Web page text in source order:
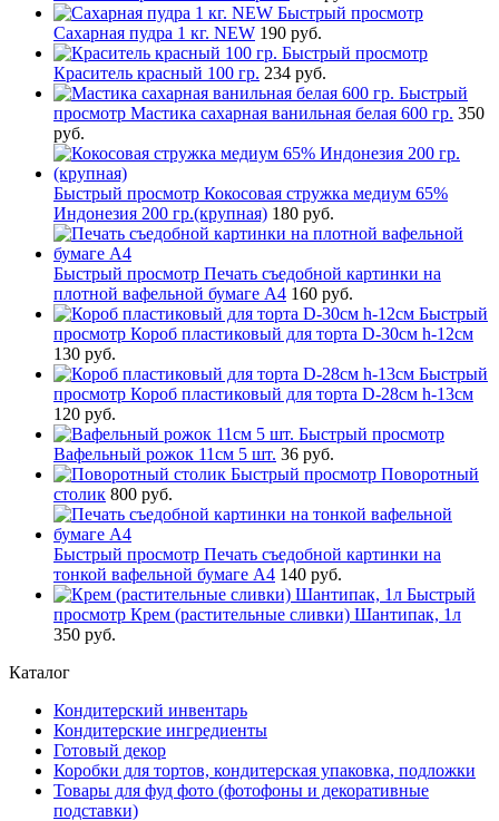
Быстрый просмотр
Сахарная пудра 1 кг. NEW 190 руб.
Быстрый просмотр
Краситель красный 100 гр. 234 руб.
Быстрый
просмотр Мастика сахарная ванильная белая 600 гр. 350
руб.
Быстрый просмотр Кокосовая стружка медиум 65%
Индонезия 200 гр.(крупная) 180 руб.
Быстрый просмотр Печать съедобной картинки на
плотной вафельной бумаге А4 160 руб.
Быстрый
просмотр Короб пластиковый для торта D-30см h-12см
130 руб.
Быстрый
просмотр Короб пластиковый для торта D-28см h-13см
120 руб.
Быстрый просмотр
Вафельный рожок 11см 5 шт. 36 руб.
Быстрый просмотр Поворотный
столик 800 руб.
Быстрый просмотр Печать съедобной картинки на
тонкой вафельной бумаге А4 140 руб.
Быстрый
просмотр Крем (растительные сливки) Шантипак, 1л
350 руб.
Каталог
Кондитерский инвентарь
Кондитерские ингредиенты
Готовый декор
Коробки для тортов, кондитерская упаковка, подложки
Товары для фуд фото (фотофоны и декоративные
подставки)